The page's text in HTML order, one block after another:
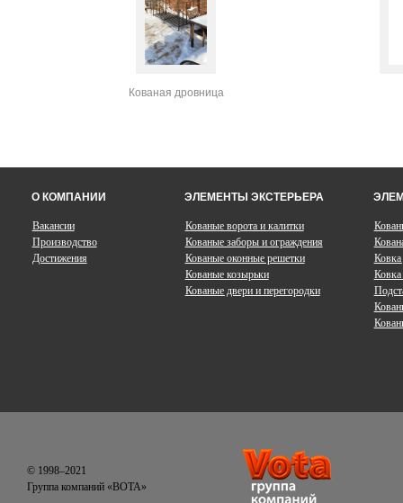
Кованая дровница
О КОМПАНИИ
Вакансии
Производство
Достижения
ЭЛЕМЕНТЫ ЭКСТЕРЬЕРА
Кованые ворота и калитки
Кованые заборы и ограждения
Кованые оконные решетки
Кованые козырьки
Кованые двери и перегородки
Ковка
© 1998–2021
Группа компаний «ВОТА»